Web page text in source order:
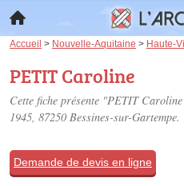
Accueil > Nouvelle-Aquitaine > Haute-
PETIT Caroline
Cette fiche présente "PETIT
1945, 87250 Bessines-sur-Gartempe.
Demande de devis en ligne